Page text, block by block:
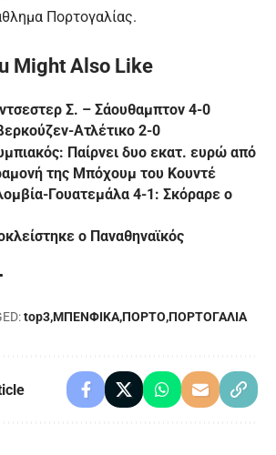
Πορτογαλίας.
Might Also Like
Σ. – Σάουθαμπτον 4-0
Ατλέτικο 2-0
Παίρνει δυο εκατ. ευρώ από
της Μπόχουμ του Κουντέ
Γουατεμάλα 4-1: Σκόραρε ο
ο Παναθηναϊκός
top3ΜΠΕΝΦΙΚΑΠΟΡΤΟ ΠΟΡΤΟΓΑΛΙΑ